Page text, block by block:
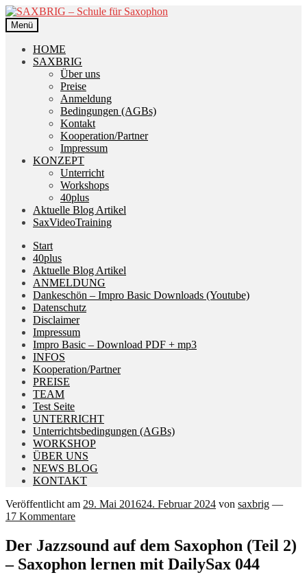
Zur
Navigation
springen
Zum
Inhalt
springen
Menü
HOME
SAXBRIG
Über uns
Preise
Anmeldung
Bedingungen (AGBs)
Kontakt
Kooperation/Partner
Impressum
KONZEPT
Unterricht
Workshops
40plus
Aktuelle Blog Artikel
SaxVideoTraining
Start
40plus
Aktuelle Blog Artikel
ANMELDUNG
Dankeschön – Impro Basic Downloads (Youtube)
Datenschutz
Disclaimer
Impressum
Impro Basic – Download PDF + mp3
INFOS
Kooperation/Partner
PREISE
TEAM
Test Seite
UNTERRICHT
Unterrichtsbedingungen (AGBs)
WORKSHOP
ÜBER UNS
NEWS BLOG
KONTAKT
Veröffentlicht am 29. Mai 201624. Februar 2024 von saxbrig —
17 Kommentare
Der Jazzsound auf dem Saxophon (Teil 2)
– Saxophon lernen mit DailySax 044